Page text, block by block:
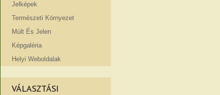
Jelképek
Természeti Környezet
Múlt És Jelen
Képgaléria
Helyi Weboldalak
VÁLASZTÁSI